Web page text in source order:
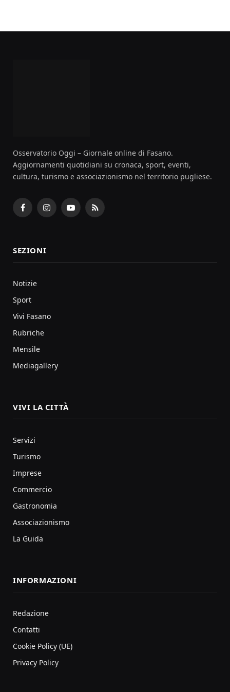
Osservatorio Oggi – Giornale online di Fasano.
Aggiornamenti quotidiani su cronaca, sport, eventi,
cultura, turismo e associazionismo nel territorio pugliese.
FacebookInstagramYouTubeRSS
SEZIONI
Notizie
Sport
Vivi Fasano
Rubriche
Mensile
Mediagallery
VIVI LA CITTÀ
Servizi
Turismo
Imprese
Commercio
Gastronomia
Associazionismo
La Guida
INFORMAZIONI
Redazione
Contatti
Cookie Policy (UE)
Privacy Policy